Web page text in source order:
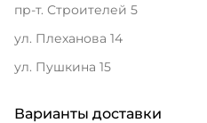
пр-т. Строителей 5
ул. Плеханова 14
ул. Пушкина 15
Варианты доставки